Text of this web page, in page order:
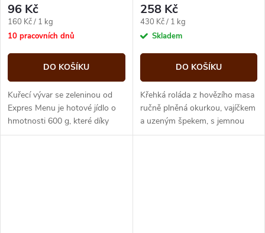
96 Kč
Měrná
cena:
160 Kč / 1 kg
10 pracovních dnů
DO KOŠÍKU
Kuřecí vývar se zeleninou od
Expres Menu je hotové jídlo o
hmotnosti 600 g, které díky
praktickému balení připravíte
258 Kč
Měrná
cena:
430 Kč / 1 kg
Skladem
DO KOŠÍKU
Křehká roláda z hovězího masa
ručně plněná okurkou, vajíčkem
a uzeným špekem, s jemnou
omáčkou z taženého vývaru,